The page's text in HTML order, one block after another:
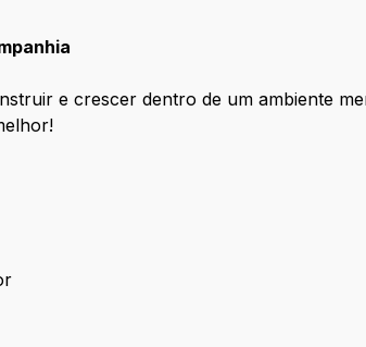
e crescer dentro de um ambiente